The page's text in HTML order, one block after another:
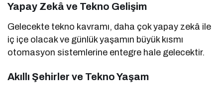
Yapay Zekâ ve Tekno Gelişim
Gelecekte tekno kavramı, daha çok yapay zekâ ile
iç içe olacak ve günlük yaşamın büyük kısmı
otomasyon sistemlerine entegre hale gelecektir.
Akıllı Şehirler ve Tekno Yaşam